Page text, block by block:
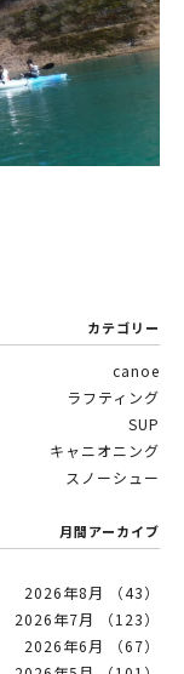
カテゴリー
canoe
ラフティング
SUP
キャニオニング
スノーシュー
月間アーカイブ
2026年8月 （43）
2026年7月 （123）
2026年6月 （67）